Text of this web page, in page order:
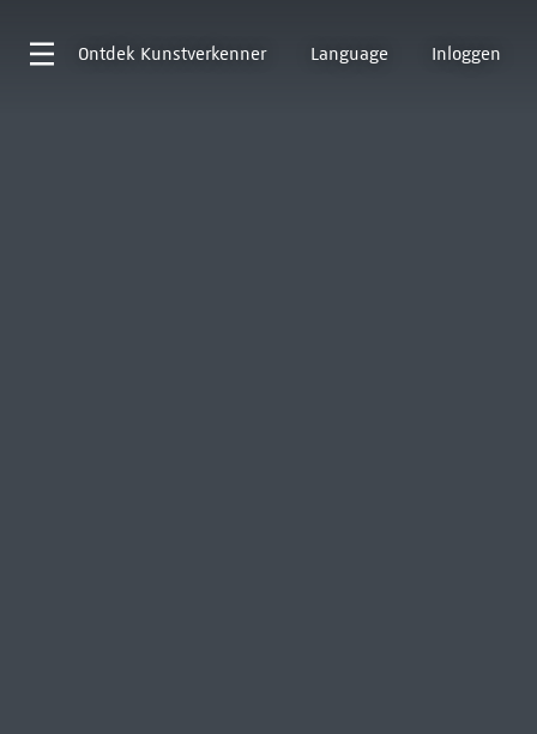
Ontdek Kunstverkenner Language Inloggen